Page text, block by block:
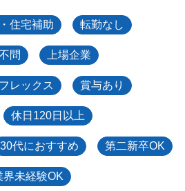
住宅補助 転勤なし
問 上場企業
フレックス 賞与あり
休日120日以上
30代におすすめ 第二新卒OK
界未経験OK